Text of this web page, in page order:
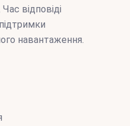
Час відповіді
навантаження.